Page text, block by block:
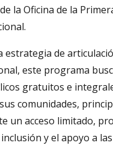
la Oficina de la
estrategia de
este programa
gratuitos e
comunidades,
un acceso limitado,
y el apoyo a